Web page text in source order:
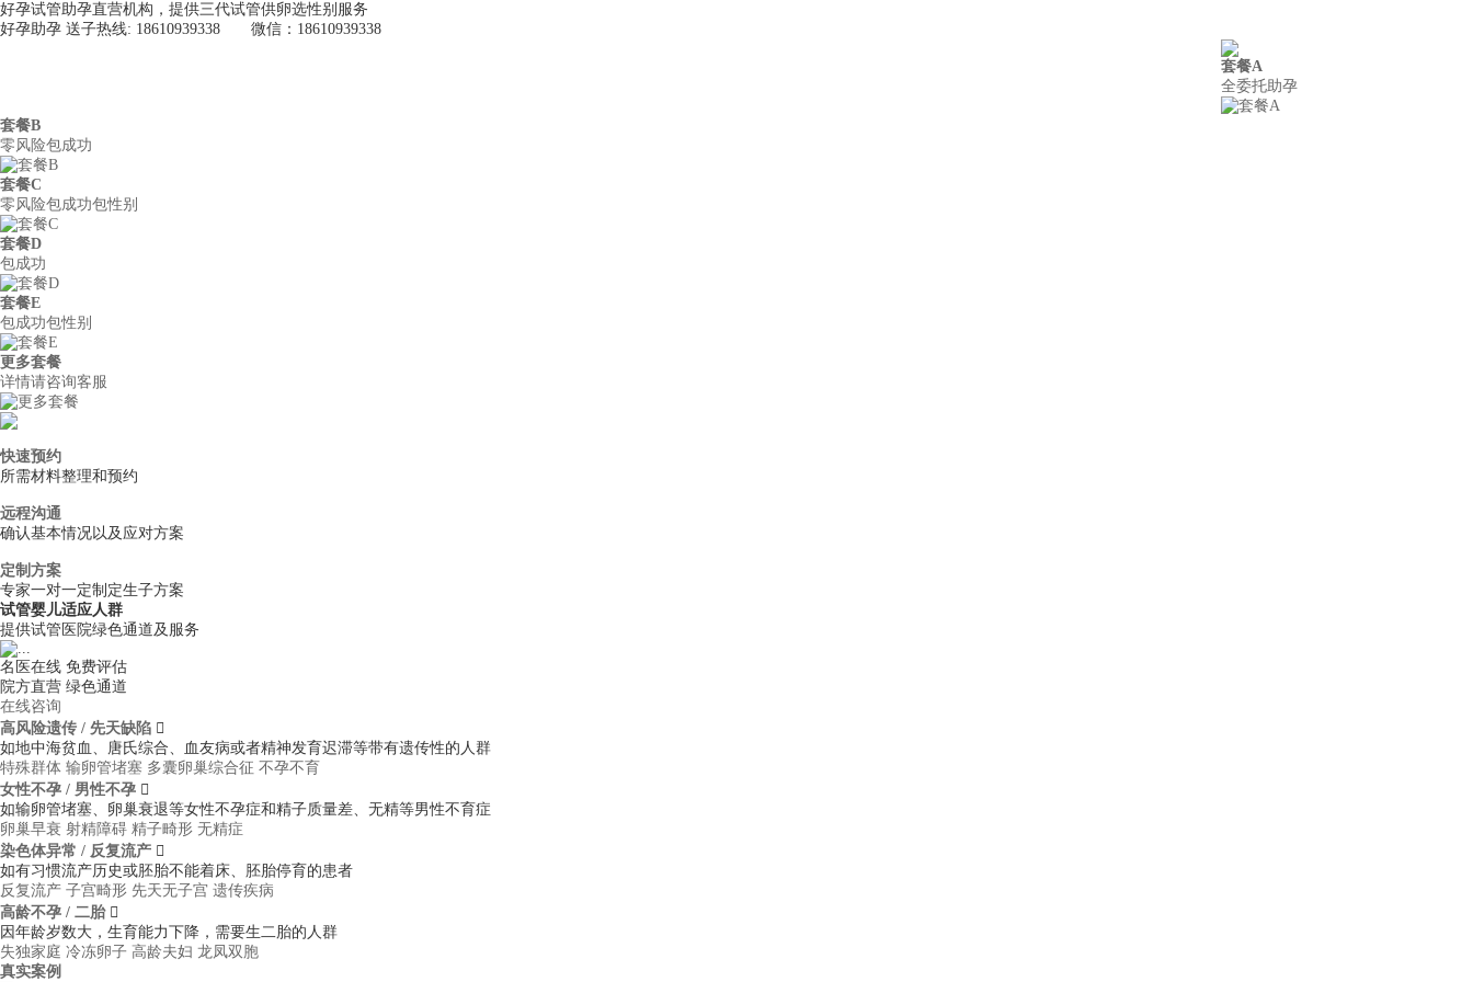
好孕试管助孕直营机构，提供三代试管供卵选性别服务
好孕助孕 送子热线: 18610939338 微信：18610939338
套餐A
全委托助孕
套餐B
零风险包成功
套餐C
零风险包成功包性别
套餐D
包成功
套餐E
包成功包性别
更多套餐
详情请咨询客服
快速预约
所需材料整理和预约
远程沟通
确认基本情况以及应对方案
定制方案
专家一对一定制定生子方案
试管婴儿适应人群
提供试管医院绿色通道及服务
名医在线 免费评估
院方直营 绿色通道
在线咨询
高风险遗传 / 先天缺陷 
如地中海贫血、唐氏综合、血友病或者精神发育迟滞等带有遗传性的人群
特殊群体 输卵管堵塞 多囊卵巢综合征 不孕不育
女性不孕 / 男性不孕 
如输卵管堵塞、卵巢衰退等女性不孕症和精子质量差、无精等男性不育症
卵巢早衰 射精障碍 精子畸形 无精症
染色体异常 / 反复流产 
如有习惯流产历史或胚胎不能着床、胚胎停育的患者
反复流产 子宫畸形 先天无子宫 遗传疾病
高龄不孕 / 二胎 
因年龄岁数大，生育能力下降，需要生二胎的人群
失独家庭 冷冻卵子 高龄夫妇 龙凤双胞
真实案例